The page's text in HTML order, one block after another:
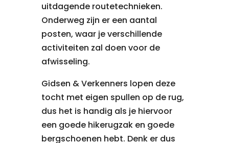
uitdagende routetechnieken.
Onderweg zijn er een aantal
posten, waar je verschillende
activiteiten zal doen voor de
afwisseling.
Gidsen & Verkenners lopen deze
tocht met eigen spullen op de rug,
dus het is handig als je hiervoor
een goede hikerugzak en goede
bergschoenen hebt. Denk er dus